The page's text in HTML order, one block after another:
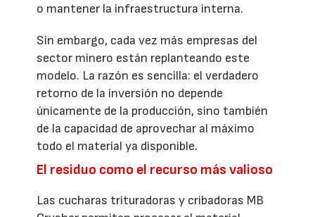
o mantener la infraestructura interna.
Sin embargo, cada vez más empresas del
sector minero están replanteando este
modelo. La razón es sencilla: el verdadero
retorno de la inversión no depende
únicamente de la producción, sino también
de la capacidad de aprovechar al máximo
todo el material ya disponible.
El residuo como el recurso más valioso
Las cucharas trituradoras y cribadoras MB